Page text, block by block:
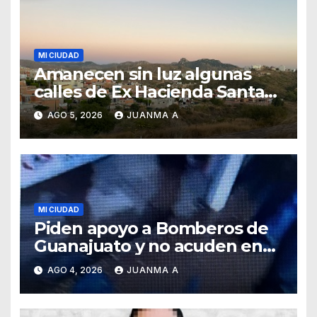
MI CIUDAD
Amanecen sin luz algunas
calles de Ex Hacienda Santa
Teresa
AGO 5, 2026 JUANMA A
MI CIUDAD
Piden apoyo a Bomberos de
Guanajuato y no acuden en
auxilio de capitalinos ante
fuerte lluvia
AGO 4, 2026 JUANMA A